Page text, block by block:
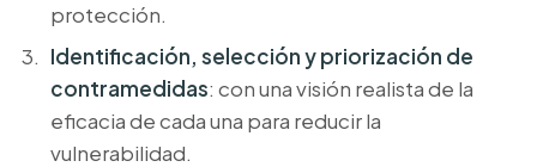
protección.
Identificación, selección y priorización de
contramedidas: con una visión realista de la
eficacia de cada una para reducir la
vulnerabilidad.